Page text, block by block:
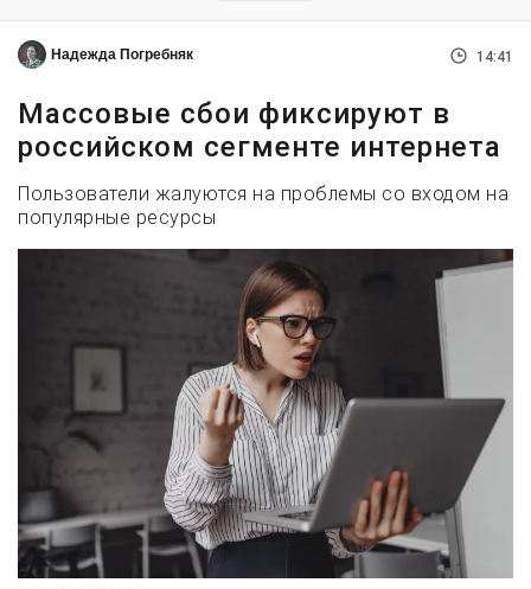
Надежда Погребняк 14:41
Массовые сбои фиксируют в
российском сегменте интернета
Пользователи жалуются на проблемы со входом на
популярные ресурсы